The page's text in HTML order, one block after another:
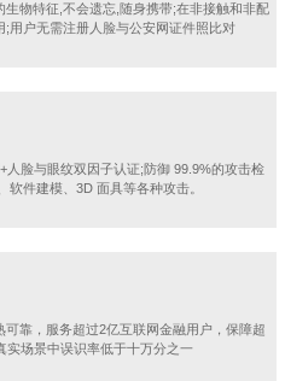
生物特征,不会遗忘,随身携带;在非接触和非配
;用户无需注册人脸与公安网证件照比对
人脸与眼纹双因子认证;防御 99.9%的攻击检
软件建模、3D 面具等各种攻击。
可靠，服务超过2亿互联网金融用户，保障超
实场景中误识率低于十万分之一